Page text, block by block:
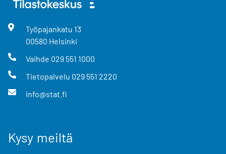
Työpajankatu 13
00580 Helsinki
Vaihde 029 551 1000
Tietopalvelu 029 551 2220
info@stat.fi
Kysy meiltä